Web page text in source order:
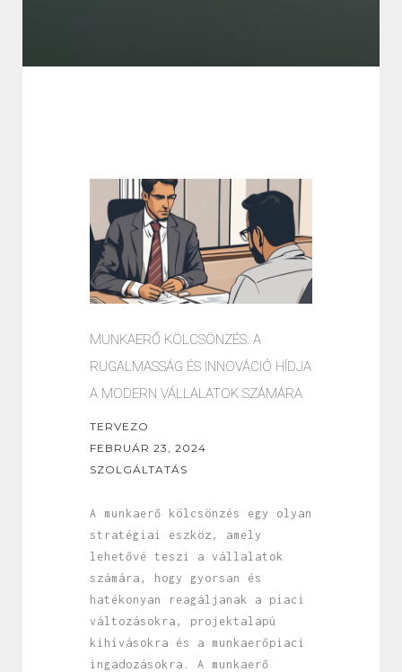
MUNKAERŐ KÖLCSÖNZÉS: A
RUGALMASSÁG ÉS INNOVÁCIÓ HÍDJA
A MODERN VÁLLALATOK SZÁMÁRA
TERVEZO
FEBRUÁR 23, 2024
SZOLGÁLTATÁS
A munkaerő kölcsönzés egy olyan
stratégiai eszköz, amely
lehetővé teszi a vállalatok
számára, hogy gyorsan és
hatékonyan reagáljanak a piaci
változásokra, projektalapú
kihívásokra és a munkaerőpiaci
ingadozásokra. A munkaerő